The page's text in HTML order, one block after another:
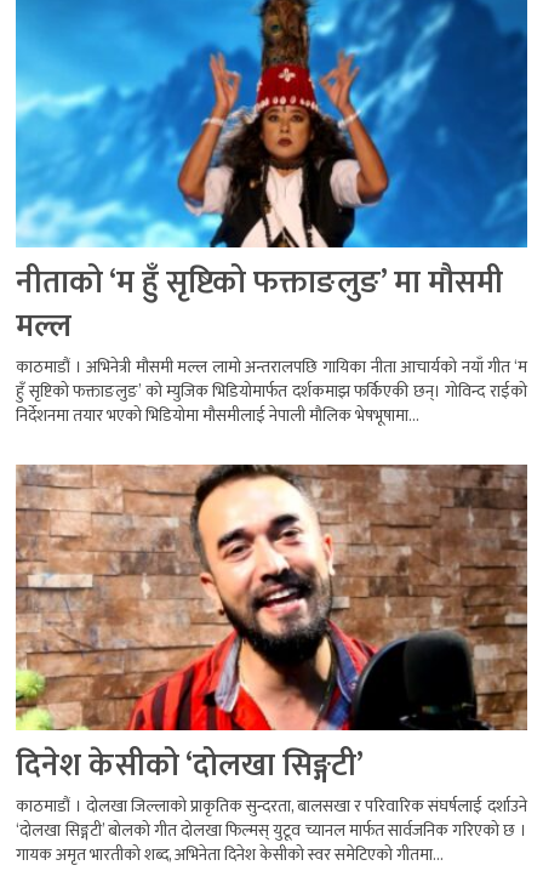
नीताको ‘म हुँ सृष्टिको फक्ताङलुङ’ मा मौसमी
मल्ल
काठमाडौं । अभिनेत्री मौसमी मल्ल लामो अन्तरालपछि गायिका नीता आचार्यको नयाँ गीत ‘म
हुँ सृष्टिको फक्ताङलुङ’ को म्युजिक भिडियोमार्फत दर्शकमाझ फर्किएकी छन्। गोविन्द राईको
निर्देशनमा तयार भएको भिडियोमा मौसमीलाई नेपाली मौलिक भेषभूषामा...
दिनेश केसीको ‘दोलखा सिङ्गटी’
काठमाडौं । दोलखा जिल्लाको प्राकृतिक सुन्दरता, बालसखा र परिवारिक संघर्षलाई दर्शाउने
‘दोलखा सिङ्गटी’ बोलको गीत दोलखा फिल्मस् युटूव च्यानल मार्फत सार्वजनिक गरिएको छ ।
गायक अमृत भारतीको शब्द, अभिनेता दिनेश केसीको स्वर समेटिएको गीतमा...